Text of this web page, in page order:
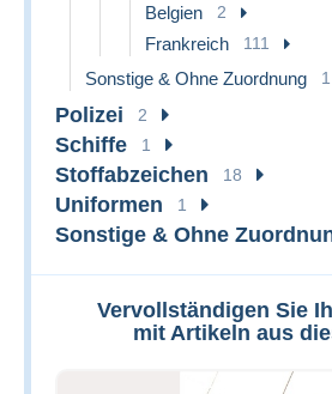
Belgien 2
Frankreich 111
Sonstige & Ohne Zuordnung 1
Polizei 2
Schiffe 1
Stoffabzeichen 18
Uniformen 1
Sonstige & Ohne
Vervollständigen Sie
mit Artikeln aus